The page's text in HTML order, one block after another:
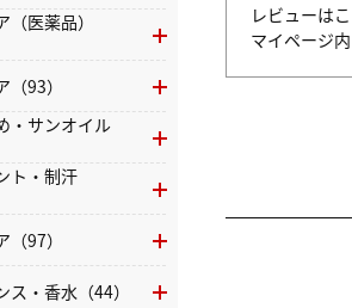
レビューは
マイページ
（医薬品）
（93）
・サンオイル
ト・制汗
（97）
ス・香水（44）